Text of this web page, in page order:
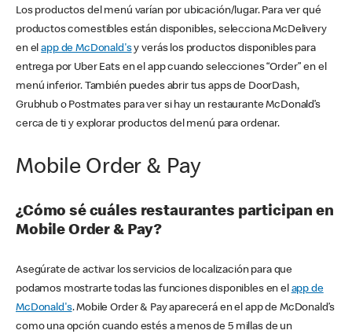
Los productos del menú varían por ubicación/lugar. Para ver qué
productos comestibles están disponibles, selecciona McDelivery
en elapp de McDonald'sy verás los productos disponibles para
entrega por Uber Eats en el app cuando selecciones “Order” en el
menú inferior. También puedes abrir tus apps de DoorDash,
Grubhub o Postmates para ver si hay un restaurante McDonald’s
cerca de ti y explorar productos del menú para ordenar.
Mobile Order & Pay
¿Cómo sé cuáles restaurantes participan en
Mobile Order & Pay?
Asegúrate de activar los servicios de localización para que
podamos mostrarte todas las funciones disponibles en el app de
McDonald's. Mobile Order & Pay aparecerá en el app de McDonald’s
como una opción cuando estés a menos de 5 millas de un